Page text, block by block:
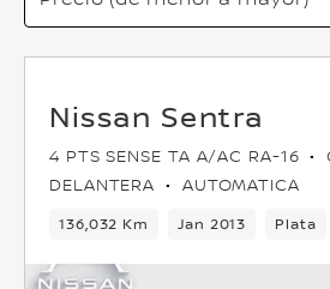
Nissan Sentra
4 PTS SENSE TA A/AC RA-16
DELANTERA
AUTOMATICA
136,032 Km Jan 2013 Plata